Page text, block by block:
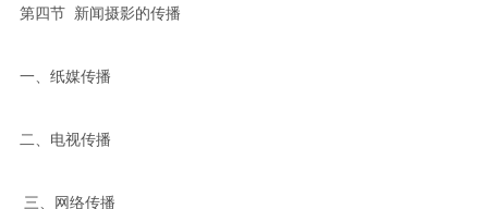
第四节 新闻摄影的传播
一、纸媒传播
二、电视传播
三、网络传播